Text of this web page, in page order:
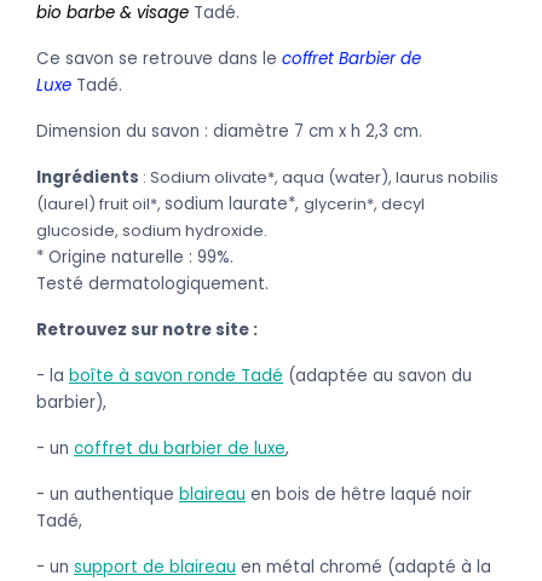
bio barbe & visage Tadé.
Ce savon se retrouve dans le coffret Barbier de
Luxe Tadé.
Dimension du savon : diamètre 7 cm x h 2,3 cm.
Ingrédients : Sodium olivate*, aqua (water), laurus nobilis
(laurel) fruit oil*, sodium laurate*, glycerin*, decyl
glucoside, sodium hydroxide.
* Origine naturelle : 99%.
Testé dermatologiquement.
Retrouvez sur notre site :
- la boîte à savon ronde Tadé (adaptée au savon du
barbier),
- un coffret du barbier de luxe,
- un authentique blaireau en bois de hêtre laqué noir
Tadé,
- un support de blaireau en métal chromé (adapté à la